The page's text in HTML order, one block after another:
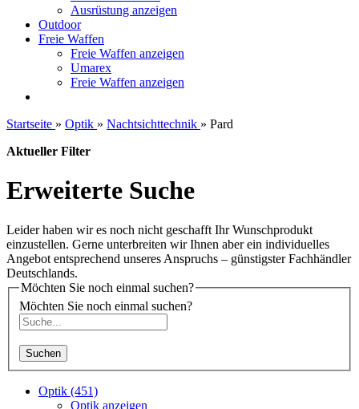
Ausrüstung anzeigen
Outdoor
Freie Waffen
Freie Waffen anzeigen
Umarex
Freie Waffen anzeigen
Startseite » Optik » Nachtsichttechnik » Pard
Aktueller Filter
Erweiterte Suche
Leider haben wir es noch nicht geschafft Ihr Wunschprodukt
einzustellen. Gerne unterbreiten wir Ihnen aber ein individuelles
Angebot entsprechend unseres Anspruchs – günstigster Fachhändler
Deutschlands.
Möchten Sie noch einmal suchen?
Möchten Sie noch einmal suchen?
Suchen
Optik (451)
Optik anzeigen